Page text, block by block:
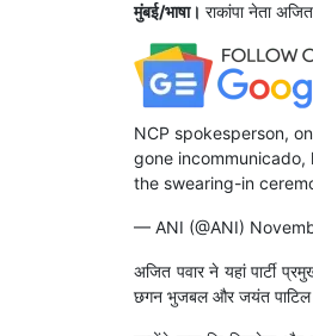
मुंबई/भाषा। राकांपा नेता
NCP spokesperson,
gone
the swearing-in
— ANI (@ANI)
अजित पवार ने यहां पार्टी
छगन भुजबल और जयंत पाटिल